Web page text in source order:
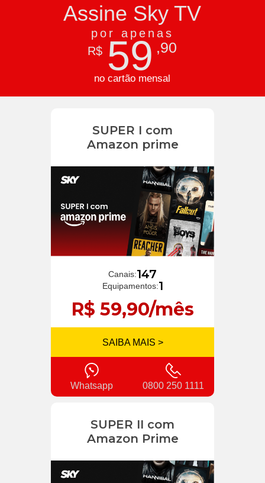
Assine Sky TV
por apenas
R$ 59 ,90
no cartão mensal
SUPER I com
Amazon prime
Canais:147
Equipamentos:1
R$ 59,90/mês
SAIBA MAIS >
Whatsapp 0800 250 1111
SUPER II com
Amazon Prime